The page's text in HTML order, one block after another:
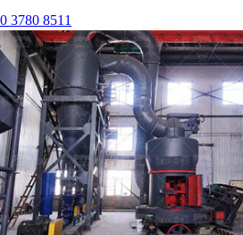
3780 8511